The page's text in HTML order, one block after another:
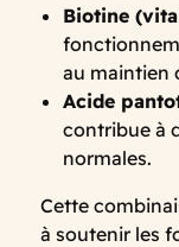
Biotine
au maintien
Acide
contribue à
normales.
Cette
à soutenir les